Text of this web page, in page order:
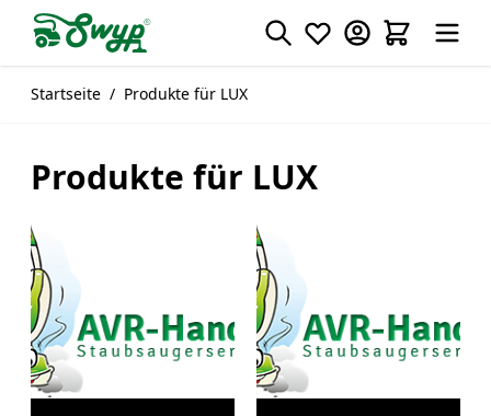
Direkt zum Inhalt
Startseite / Produkte für LUX
Produkte für LUX
Kategorien: